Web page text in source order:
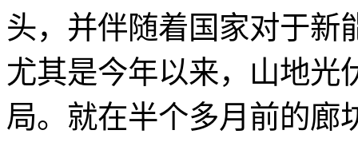
头，并伴随着国家对于新
尤其是今年以来，山地光
局。就在半个多月前的廊